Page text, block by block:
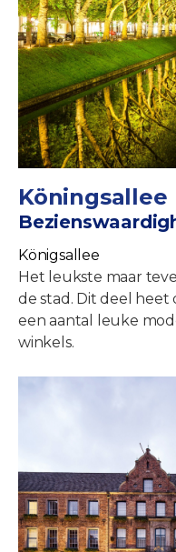
Köningsallee
Königsallee
Het leukste maar
de stad. Dit deel heet
een aantal leuke
winkels.